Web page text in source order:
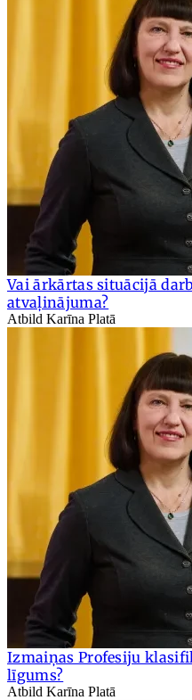
Vai ārkārtas situācijā
atvaļinājuma?
Atbild Karīna Platā
Izmaiņas Profesiju
līgums?
Atbild Karīna Platā